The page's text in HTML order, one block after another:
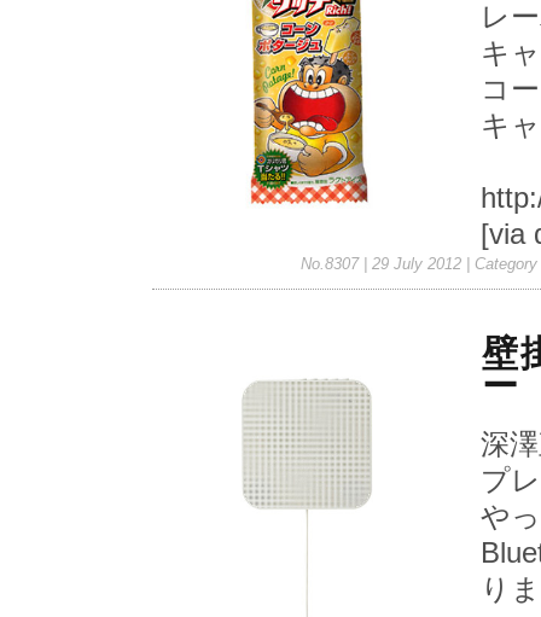
レ
キ
コ
キ
[via
No.8307 | 29 July 2012|
壁
ー
深
プ
や
り